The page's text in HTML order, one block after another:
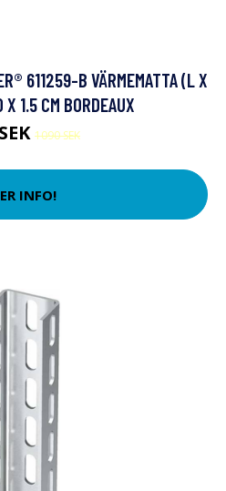
611259-B VÄRMEMATTA (L X
1.5 CM BORDEAUX
1090 SEK
INFO!